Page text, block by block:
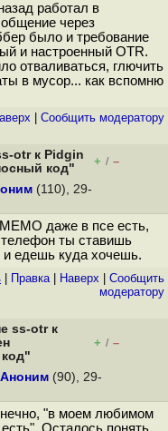
работал в
общение через
было и требование
и настроенный OTR.
отваливаться, глючить
в мусор... как вспомню
Cообщить модератору
otr к Pidgin
код"
+ / –
(110), 29-
даже в псе есть,
ты ставишь
и едешь куда хочешь.
Правка| Наверх
Cообщить
модератору
ss-otr к
+ / –
Аноним (90), 29-
"в моем любимом